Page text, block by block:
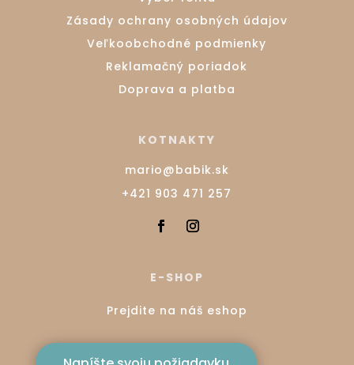
Zásady ochrany osobných údajov
Veľkoobchodné podmienky
Reklamačný poriadok
Doprava a platba
KOTNAKTY
mario@babik.sk
+421 903 471 257
E-SHOP
Prejdite na náš eshop